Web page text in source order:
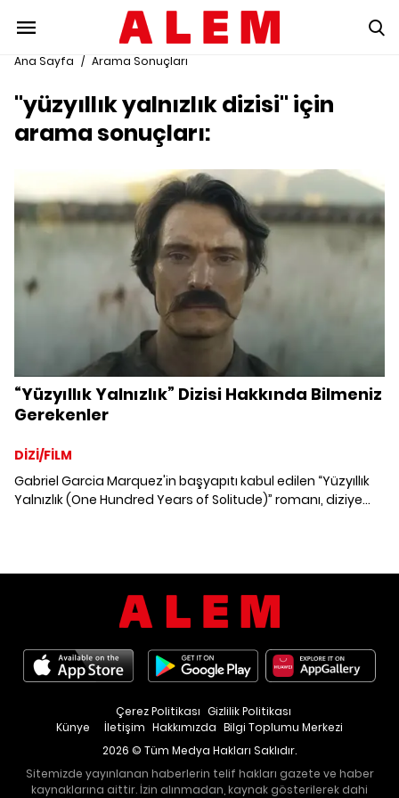
Ana Sayfa / Arama Sonuçları
"yüzyıllık yalnızlık dizisi" için
arama sonuçları:
“Yüzyıllık Yalnızlık” Dizisi Hakkında Bilmeniz
Gerekenler
DİZİ/FİLM
Gabriel Garcia Marquez'in başyapıtı kabul edilen “Yüzyıllık
Yalnızlık (One Hundred Years of Solitude)” romanı, diziye
Künye İletişim Hakkımızda Bilgi Toplumu Merkezi
Çerez Politikası Gizlilik Politikası
2026 © Tüm Medya Hakları Saklıdır.
Sitemizde yayınlanan haberlerin telif hakları gazete ve haber
kaynaklarına aittir. İzin alınmadan, kaynak gösterilerek dahi